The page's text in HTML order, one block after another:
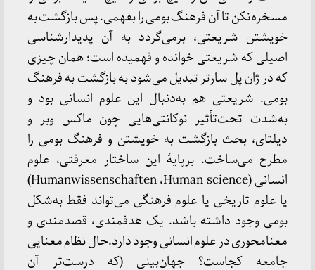
مسخره نکن تا آن فرهنگ بومی را بفهمی. پس بازگشت به
خویشتن شریعتی، برمی‌گردد به آن پدیدارشناسی
اصیلی که شریعتی خوانده و فهمیده است؛ همان چیزی
که در ژان پل سارتر تبدیل می‌شود به بازگشت به فرهنگ
بومی. شریعتی هم به‌دنبال این علوم انسانی بود و
به‌شدت تحت‌تأثیر نوکانتی‌هایی چون ماکس وبر و
دیلتای، بحث بازگشت به خویشتن و فرهنگ بومی را
مطرح می‌ساخت. برپایۀ این ساختار معرفتی، علوم
انسانی (Human science،Humanwissenschaften
)
یا علوم تاریخی یا علوم فرهنگی می‌تواند فقط به‌شکل
بومی وجود داشته باشد. یک هدفمندی، قصدمندی و
معنامحوری در علوم انسانی وجود دارد.حال نظام معنایی
جامعه کجاست؟ جهان‌بینی (که درست‌تر آن